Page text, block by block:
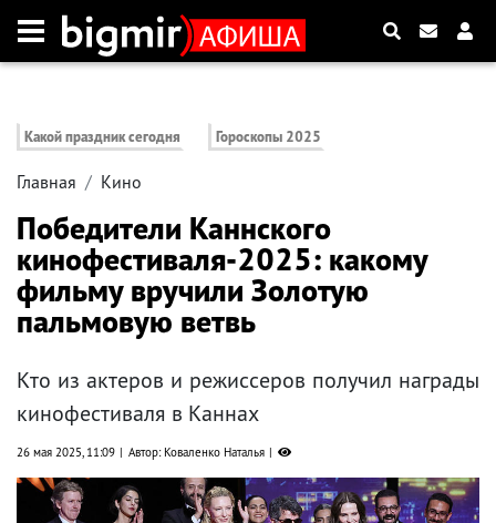
Какой праздник сегодня Гороскопы 2025
Главная Кино
Победители Каннского
кинофестиваля-2025: какому
фильму вручили Золотую
пальмовую ветвь
Кто из актеров и режиссеров получил награды
кинофестиваля в Каннах
26 мая 2025, 11:09 Автор: Коваленко Наталья